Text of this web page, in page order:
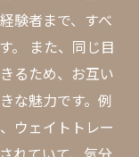
験者まで、すべ
。 また、同じ目
るため、お互い
な魅力です。例
ウェイトトレー